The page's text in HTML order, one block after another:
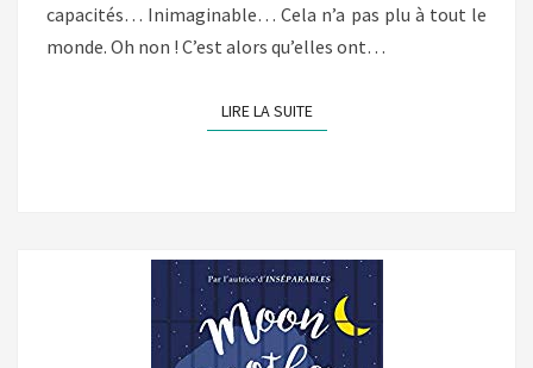
capacités… Inimaginable… Cela n’a pas plu à tout le
monde. Oh non ! C’est alors qu’elles ont…
LIRE LA SUITELIRE LA SUITE